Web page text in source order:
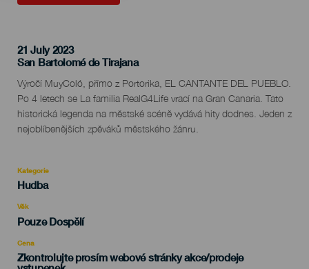
21 July 2023
Localidad
San Bartolomé de Tirajana
Descripción
del
evento
Výročí MuyColó, přímo z Portorika, EL CANTANTE DEL PUEBLO.
Po 4 letech se La familia RealG4Life vrací na Gran Canaria. Tato
historická legenda na městské scéně vydává hity dodnes. Jeden z
nejoblíbenějších zpěváků městského žánru.
Kategorie
Categoría
evento
Hudba
Věk
Edad
Recomendada
Pouze Dospělí
Cena
Zkontrolujte prosím webové stránky akce/prodeje